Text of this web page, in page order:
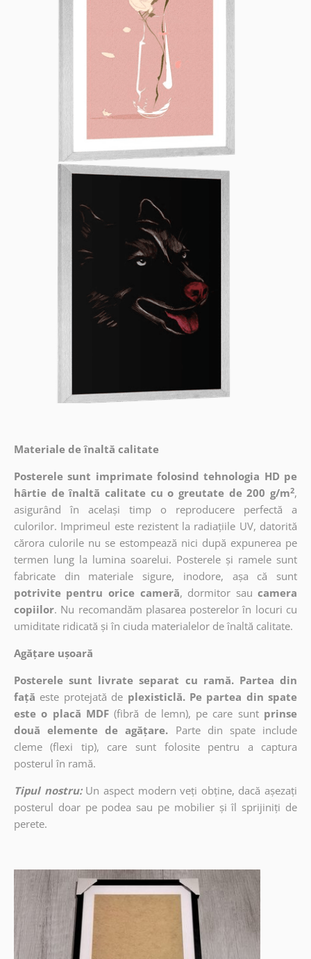
Materiale de înaltă calitate
Posterele sunt imprimate folosind tehnologia HD pe
hârtie de înaltă calitate cu o greutate de 200 g/m2,
asigurând în același timp o reproducere perfectă a
culorilor. Imprimeul este rezistent la radiațiile UV, datorită
cărora culorile nu se estompează nici după expunerea pe
termen lung la lumina soarelui. Posterele și ramele sunt
fabricate din materiale sigure, inodore, așa că sunt
potrivite pentru orice cameră, dormitor sau camera
copiilor. Nu recomandăm plasarea posterelor în locuri cu
umiditate ridicată și în ciuda materialelor de înaltă calitate.
Agățare ușoară
Posterele sunt livrate separat cu ramă. Partea din
față este protejată de plexisticlă. Pe partea din spate
este o placă MDF (fibră de lemn), pe care sunt prinse
două elemente de agățare. Parte din spate include
cleme (flexi tip), care sunt folosite pentru a captura
posterul în ramă.
Tipul nostru: Un aspect modern veți obține, dacă așezați
posterul doar pe podea sau pe mobilier și îl sprijiniți de
perete.